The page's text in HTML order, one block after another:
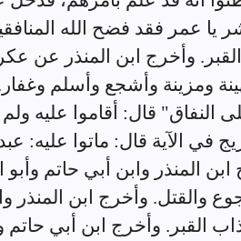
يا عمر فقد فضح الله
القبر. وأخرج ابن المنذر عن
ومزينة وأشجع وأسلم
قال: أقاموا عليه ولم
في الآية قال: ماتوا عليه: عبد
المنذر وابن أبي حاتم
والقتل. وأخرج ابن المنذر
القبر. وأخرج ابن أبي حاتم